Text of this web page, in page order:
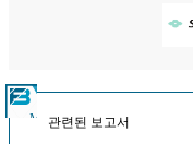
관련된 보고서